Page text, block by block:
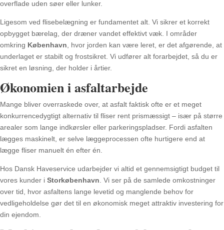
overflade uden søer eller lunker.
Ligesom ved flisebelægning er fundamentet alt. Vi sikrer et korrekt
opbygget bærelag, der dræner vandet effektivt væk. I områder
omkring København , hvor jorden kan være leret, er det afgørende, at
underlaget er stabilt og frostsikret. Vi udfører alt forarbejdet, så du er
sikret en løsning, der holder i årtier.
Økonomien i asfaltarbejde
Mange bliver overraskede over, at asfalt faktisk ofte er et meget
konkurrencedygtigt alternativ til fliser rent prismæssigt – især på større
arealer som lange indkørsler eller parkeringspladser. Fordi asfalten
lægges maskinelt, er selve læggeprocessen ofte hurtigere end at
lægge fliser manuelt én efter én.
Hos Dansk Haveservice udarbejder vi altid et gennemsigtigt budget til
vores kunder i Storkøbenhavn . Vi ser på de samlede omkostninger
over tid, hvor asfaltens lange levetid og manglende behov for
vedligeholdelse gør det til en økonomisk meget attraktiv investering for
din ejendom.